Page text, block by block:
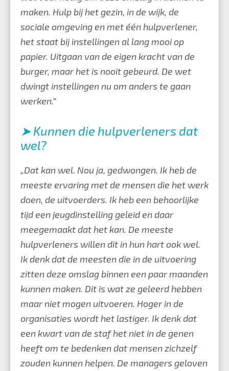
maken. Hulp bij het gezin, in de wijk, de
sociale omgeving en met één hulpverlener,
het staat bij instellingen al lang mooi op
papier. Uitgaan van de eigen kracht van de
burger, maar het is nooit gebeurd. De wet
dwingt instellingen nu om anders te gaan
werken.”
➤ Kunnen die hulpverleners dat
wel?
„Dat kan wel. Nou ja, gedwongen. Ik heb de
meeste ervaring met de mensen die het werk
doen, de uitvoerders. Ik heb een behoorlijke
tijd een jeugdinstelling geleid en daar
meegemaakt dat het kan. De meeste
hulpverleners willen dit in hun hart ook wel.
Ik denk dat de meesten die in de uitvoering
zitten deze omslag binnen een paar maanden
kunnen maken. Dit is wat ze geleerd hebben
maar niet mogen uitvoeren. Hoger in de
organisaties wordt het lastiger. Ik denk dat
een kwart van de staf het niet in de genen
heeft om te bedenken dat mensen zichzelf
zouden kunnen helpen. De managers geloven